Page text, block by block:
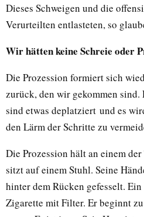
Dieses Schweigen und die
Verurteilten entlasteten, so
Wir hätten keine Schreie oder
Die Prozession formiert sich
zurück, den wir gekommen
sind etwas deplatziert und es
den Lärm der Schritte zu
Die Prozession hält an einem
sitzt auf einem Stuhl. Seine
hinter dem Rücken gefesselt.
Zigarette mit Filter. Er beginnt